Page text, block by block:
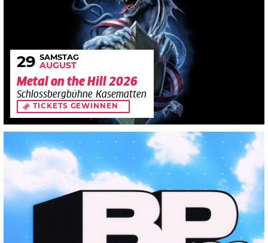
29 SAMSTAG
AUGUST
Metal on the Hill 2026
Schlossbergbühne Kasematten
TICKETS GEWINNEN